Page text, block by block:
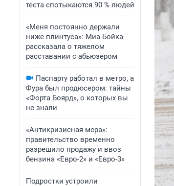
теста спотыкаются 90 % людей
«Меня постоянно держали
ниже плинтуса»: Миа Бойка
рассказала о тяжелом
расставании с абьюзером
Паспарту работал в метро, а
Фура был продюсером: тайны
«Форта Боярд», о которых вы
не знали
«Антикризисная мера»:
правительство временно
разрешило продажу и ввоз
бензина «Евро-2» и «Евро-3»
Подростки устроили